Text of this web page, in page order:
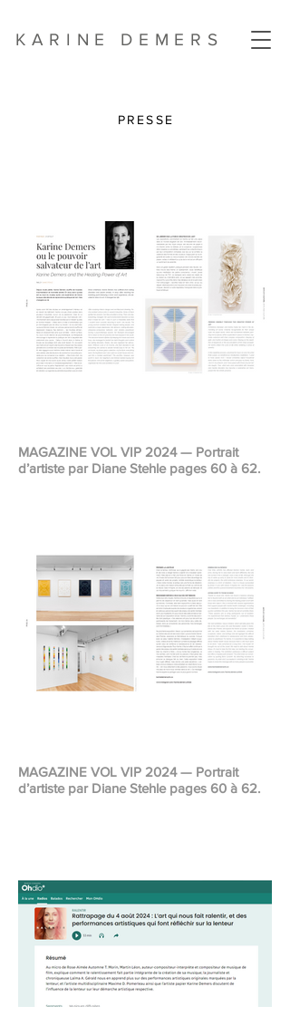
KARINE DEMERS
PRESSE
MAGAZINE VOL VIP 2024 — Portrait
d’artiste par Diane Stehle pages 60 à 62.
MAGAZINE VOL VIP 2024 — Portrait
d’artiste par Diane Stehle pages 60 à 62.